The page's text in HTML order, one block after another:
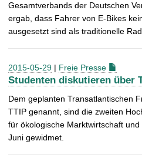
Gesamtverbands der Deutschen
ergab, dass Fahrer von E-Bikes
ausgesetzt sind als traditionelle
2015-05-29 | Freie Presse
Studenten diskutieren über
Dem geplanten Transatlantischen
TTIP genannt, sind die zweiten
für ökologische Marktwirtschaft
Juni gewidmet.